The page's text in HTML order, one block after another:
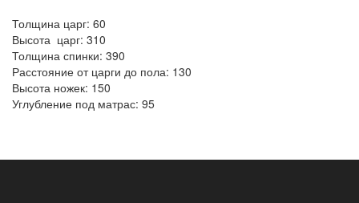
Толщина царг: 60
Высота царг: 310
Толщина спинки: 390
Расстояние от царги до пола: 130
Высота ножек: 150
Углубление под матрас: 95